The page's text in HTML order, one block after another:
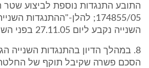
התובע התנגדות נוספת לביצוע
174855/05; להלן-"ההתנגדות
השנייה נקבע ליום 27.11.05 בפני השופטת ברקוביץ'.
8. במהלך הדיון בהתנגדות השנייה
הסכם פשרה שקיבל תוקף של